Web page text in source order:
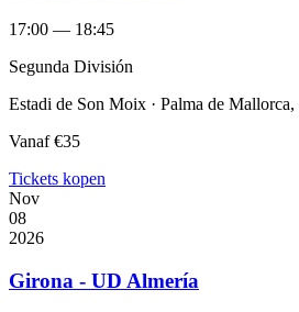
17:00 — 18:45
Segunda División
Estadi de Son Moix · Palma de Mallorca,
Vanaf€35
Tickets kopen
Nov
08
2026
Girona - UD Almería